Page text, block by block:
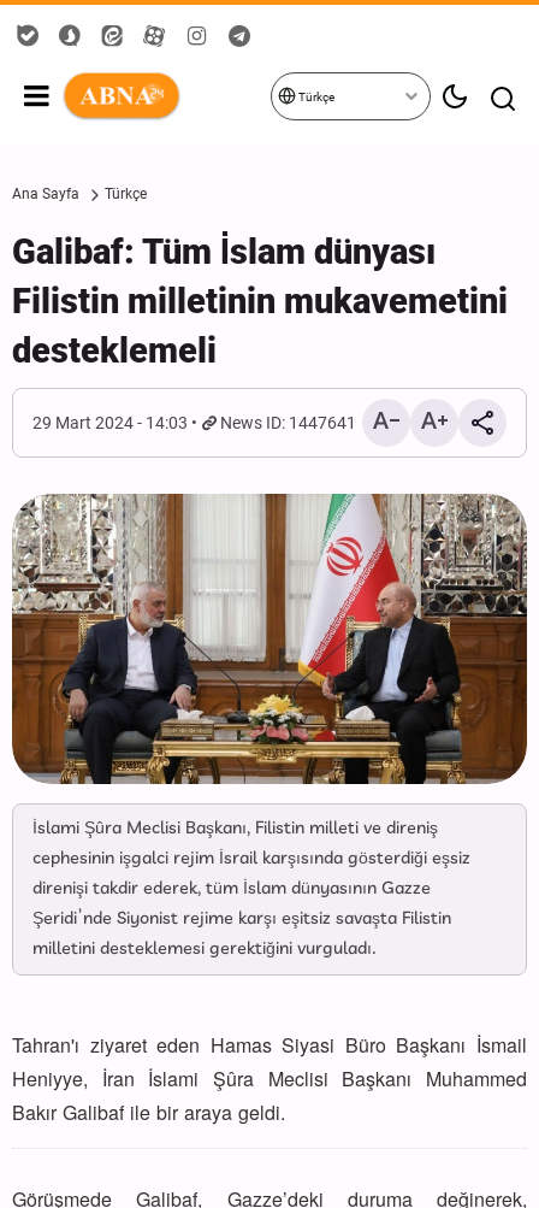
Türkçe
Ana Sayfa Türkçe
Galibaf: Tüm İslam dünyası
Filistin milletinin mukavemetini
desteklemeli
29 Mart 2024 - 14:03 News ID: 1447641
İslami Şûra Meclisi Başkanı, Filistin milleti ve direniş
cephesinin işgalci rejim İsrail karşısında gösterdiği eşsiz
direnişi takdir ederek, tüm İslam dünyasının Gazze
Şeridi’nde Siyonist rejime karşı eşitsiz savaşta Filistin
milletini desteklemesi gerektiğini vurguladı.
Tahran'ı ziyaret eden Hamas Siyasi Büro Başkanı İsmail
Heniyye, İran İslami Şûra Meclisi Başkanı Muhammed
Bakır Galibaf ile bir araya geldi.
Görüşmede Galibaf, Gazze’deki duruma değinerek,